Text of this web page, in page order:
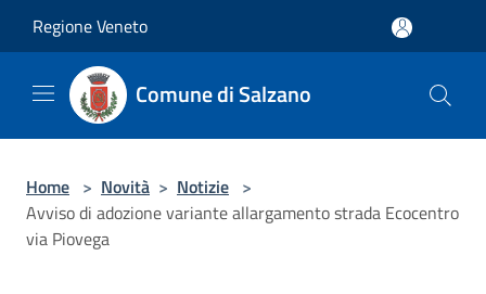
Regione Veneto
Comune di Salzano
Home > Novità > Notizie >
Avviso di adozione variante allargamento strada Ecocentro
via Piovega